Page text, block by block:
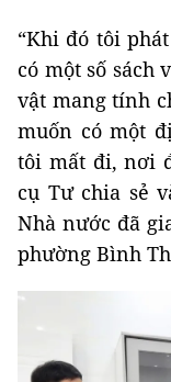
“Khi đó tôi
có một số sách
vật mang tính
muốn có một
tôi mất đi, nơi
cụ Tư chia sẻ
Nhà nước đã
phường Bình